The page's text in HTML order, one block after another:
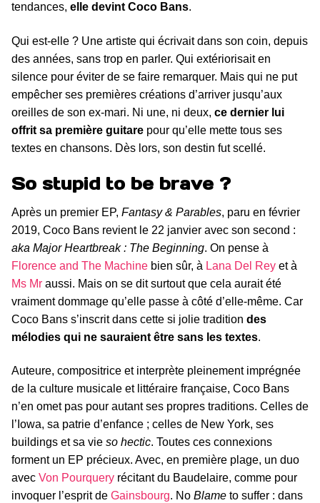
tendances, elle devint Coco Bans.
Qui est-elle ? Une artiste qui écrivait dans son coin, depuis
des années, sans trop en parler. Qui extériorisait en
silence pour éviter de se faire remarquer. Mais qui ne put
empêcher ses premières créations d’arriver jusqu’aux
oreilles de son ex-mari. Ni une, ni deux, ce dernier lui
offrit sa première guitare pour qu’elle mette tous ses
textes en chansons. Dès lors, son destin fut scellé.
So stupid to be brave ?
Après un premier EP, Fantasy & Parables, paru en février
2019, Coco Bans revient le 22 janvier avec son second :
aka Major Heartbreak : The Beginning. On pense à
Florence and The Machine bien sûr, à Lana Del Rey et à
Ms Mr aussi. Mais on se dit surtout que cela aurait été
vraiment dommage qu’elle passe à côté d’elle-même. Car
Coco Bans s’inscrit dans cette si jolie tradition des
mélodies qui ne sauraient être sans les textes.
Auteure, compositrice et interprète pleinement imprégnée
de la culture musicale et littéraire française, Coco Bans
n’en omet pas pour autant ses propres traditions. Celles de
l’Iowa, sa patrie d’enfance ; celles de New York, ses
buildings et sa vie so hectic. Toutes ces connexions
forment un EP précieux. Avec, en première plage, un duo
avec Von Pourquery récitant du Baudelaire, comme pour
invoquer l’esprit de Gainsbourg. No Blame to suffer : dans